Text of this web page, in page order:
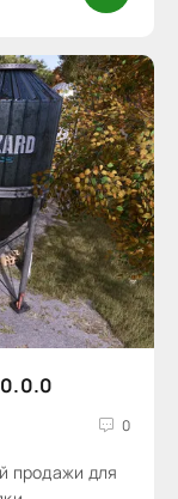
0
продажи для